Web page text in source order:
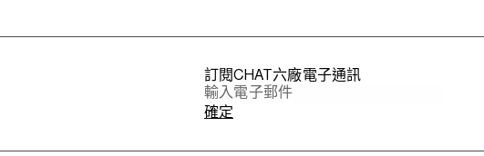
訂閱CHAT六廠電子通訊